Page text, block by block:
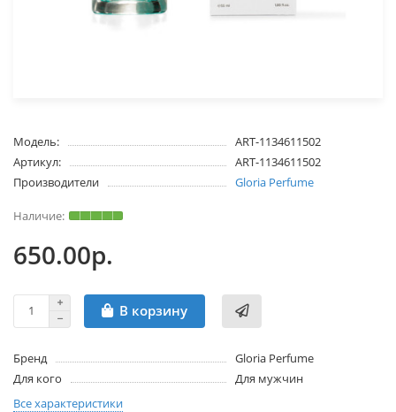
Модель:
ART-1134611502
Артикул:
ART-1134611502
Производители
Gloria Perfume
650.00р.
В корзину
Бренд
Gloria Perfume
Для кого
Для мужчин
Все характеристики